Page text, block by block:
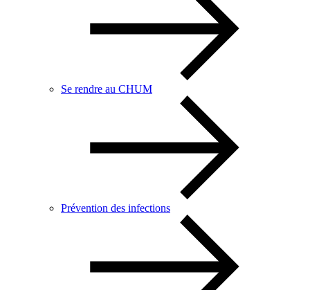
Se rendre au CHUM
Prévention des infections